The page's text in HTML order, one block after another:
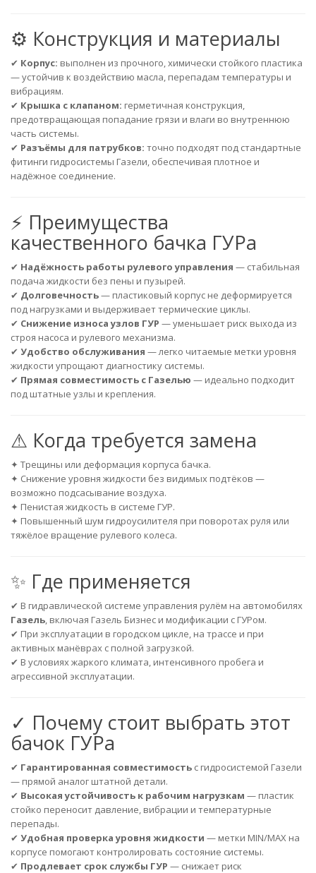
⚙️ Конструкция и материалы
✔ Корпус: выполнен из прочного, химически стойкого пластика
— устойчив к воздействию масла, перепадам температуры и
вибрациям.
✔ Крышка с клапаном: герметичная конструкция,
предотвращающая попадание грязи и влаги во внутреннюю
часть системы.
✔ Разъёмы для патрубков: точно подходят под стандартные
фитинги гидросистемы Газели, обеспечивая плотное и
надёжное соединение.
⚡ Преимущества
качественного бачка ГУРа
✔ Надёжность работы рулевого управления — стабильная
подача жидкости без пены и пузырей.
✔ Долговечность— пластиковый корпус не деформируется
под нагрузками и выдерживает термические циклы.
✔ Снижение износа узлов ГУР — уменьшает риск выхода из
строя насоса и рулевого механизма.
✔ Удобство обслуживания — легко читаемые метки уровня
жидкости упрощают диагностику системы.
✔ Прямая совместимость с Газелью — идеально подходит
под штатные узлы и крепления.
⚠ Когда требуется замена
✦ Трещины или деформация корпуса бачка.
✦ Снижение уровня жидкости без видимых подтёков —
возможно подсасывание воздуха.
✦ Пенистая жидкость в системе ГУР.
✦ Повышенный шум гидроусилителя при поворотах руля или
тяжёлое вращение рулевого колеса.
✨ Где применяется
✔ В гидравлической системе управления рулём на автомобилях
Газель, включая Газель Бизнес и модификации с ГУРом.
✔ При эксплуатации в городском цикле, на трассе и при
активных манёврах с полной загрузкой.
✔ В условиях жаркого климата, интенсивного пробега и
агрессивной эксплуатации.
✓ Почему стоит выбрать этот
бачок ГУРа
✔ Гарантированная совместимость с гидросистемой Газели
— прямой аналог штатной детали.
✔ Высокая устойчивость к рабочим нагрузкам — пластик
стойко переносит давление, вибрации и температурные
перепады.
✔ Удобная проверка уровня жидкости — метки MIN/MAX на
корпусе помогают контролировать состояние системы.
✔ Продлевает срок службы ГУР — снижает риск